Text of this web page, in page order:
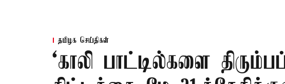
தமிழக செய்திகள்
‘காலி பாட்டில்களை